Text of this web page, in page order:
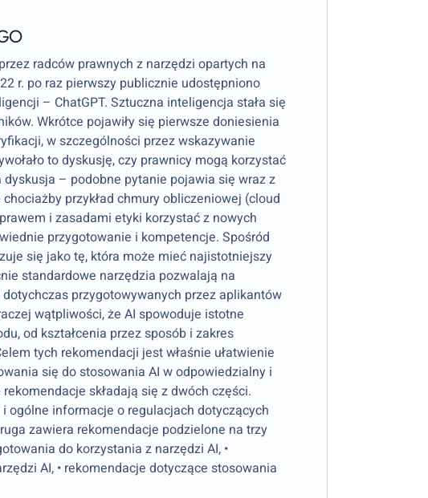
radców prawnych z narzędzi opartych na
r. po raz pierwszy publicznie udostępniono
– ChatGPT. Sztuczna inteligencja stała się
Wkrótce pojawiły się pierwsze doniesienia
w szczególności przez wskazywanie
to dyskusję, czy prawnicy mogą korzystać
– podobne pytanie pojawia się wraz z
przykład chmury obliczeniowej (cloud
i zasadami etyki korzystać z nowych
przygotowanie i kompetencje. Spośród
się jako tę, która może mieć najistotniejszy
standardowe narzędzia pozwalają na
przygotowywanych przez aplikantów
wątpliwości, że AI spowoduje istotne
od kształcenia przez sposób i zakres
tych rekomendacji jest właśnie ułatwienie
się do stosowania AI w odpowiedzialny i
składają się z dwóch części.
ogólne informacje o regulacjach dotyczących
zawiera rekomendacje podzielone na trzy
do korzystania z narzędzi AI, •
AI, • rekomendacje dotyczące stosowania